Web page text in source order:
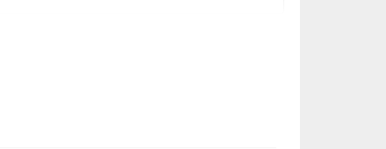
俩人得有多大的缘分才能相遇啊！咱们这